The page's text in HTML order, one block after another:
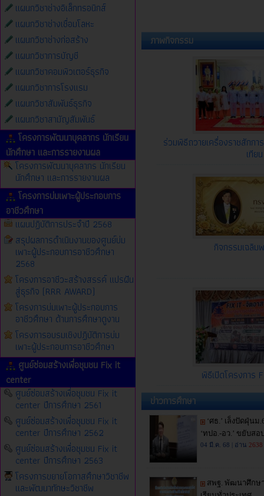
แผนกวิชาช่างอิเล็กทรอนิกส์
แผนกวิชาช่างเชื่อมโลหะ
แผนกวิชาช่างก่อสร้าง
แผนกวิชาการบัญชี
แผนกวิชาคอมพิวเตอร์ธุรกิจ
แผนกวิชาการโรงแรม
แผนกวิชาสัมพันธ์ธุรกิจ
แผนกวิชาสามัญสัมพันธ์
โครงการพัฒนาบุคลากร นักเรียน
นักศึกษา และการรายงานผล
โครงการพัฒนาบุคลากร นักเรียน
นักศึกษา และการรายงานผล
โครงการบ่มเพาะผู้ประกอบการ
อาชีวศึกษา
แผนปฏิบัติการประจำปี 2568
สรุปผลการดำเนินงานของศูนย์บ่ม
เพาะผู้ประกอบการอาชีวศึกษา
2568
โครงการอาชีวะสร้างสรรค์ แปรฝัน
สู่ธุรกิจ (RRR AWARD)
โครงการบ่มเพาะผู้ประกอบการ
อาชีวศึกษา ด้านการศึกษาดูงาน
โครงการอบรมเชิงปฏิบัติการบ่ม
เพาะผู้ประกอบการอาชีวศึกษา
ศูนย์ซ่อมสร้างเพื่อชุมชน Fix it
center
ศูนย์ซ่อมสร้างเพื่อชุมชน Fix it
center ปีการศึกษา 2561
ศูนย์ซ่อมสร้างเพื่อชุมชน Fix it
center ปีการศึกษา 2562
ศูนย์ซ่อมสร้างเพื่อชุมชน Fix it
center ปีการศึกษา 2563
โครงการขยายโอกาสศึกษาวิชาชีพ
และพัฒนาทักษะวิชาชีพ
ภาพกิจกรรม
ร่วมพิธีถวายเครื่องราชสักก
เทียน
กิจกรรมเฉลิม
พิธีเปิดโครงการ
ข่าวการศึกษา